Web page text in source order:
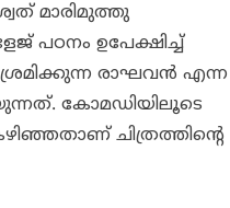
മാരിമുത്തു
പഠനം ഉപേക്ഷിച്ച്
രാഘവന്‍ എന്ന
കോമഡിയിലൂടെ
ചിത്രത്തിന്റെ